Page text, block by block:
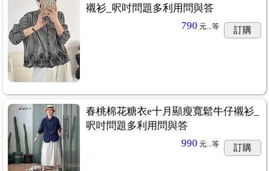
襯衫_呎吋問題多利用問與答
790 元... 等 訂購
春桃棉花糖衣e十月顯瘦寬鬆牛仔襯衫_
呎吋問題多利用問與答
990 元... 等 訂購